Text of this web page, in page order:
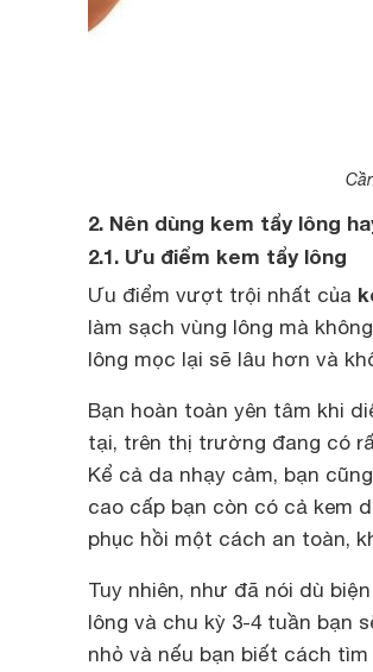
2. Nên dùng kem tẩy lông
2.1. Ưu điểm kem tẩy lông
Ưu điểm vượt trội nhất của
làm sạch vùng lông mà
lông mọc lại sẽ lâu hơn và
Bạn hoàn toàn yên tâm khi
tại, trên thị trường đang có
Kể cả da nhạy cảm, bạn
cao cấp bạn còn có cả kem
phục hồi một cách an toàn,
Tuy nhiên, như đã nói dù
lông và chu kỳ 3-4 tuần bạn
nhỏ và nếu bạn biết cách